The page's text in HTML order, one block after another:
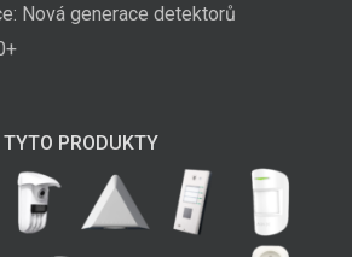
Nová generace detektorů
PRODUKTY